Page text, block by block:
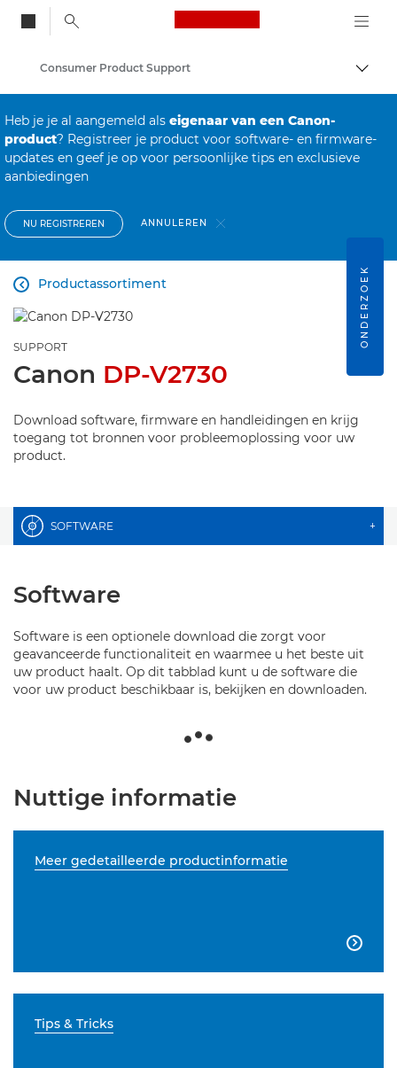
Canon Logo, back
Consumer Product Support
Heb je je al aangemeld als eigenaar van een Canon-
product? Registreer je product voor software- en firmware-
updates en geef je op voor persoonlijke tips en exclusieve
aanbiedingen
NU REGISTREREN ANNULEREN
Productassortiment

SUPPORT
Canon DP-V2730
Download software, firmware en handleidingen en krijg
toegang tot bronnen voor probleemoplossing voor uw
product.
SOFTWARE +
Software
Software is een optionele download die zorgt voor
geavanceerde functionaliteit en waarmee u het beste uit
uw product haalt. Op dit tabblad kunt u de software die
voor uw product beschikbaar is, bekijken en downloaden.
Nuttige informatie
Meer gedetailleerde productinformatie

Tips & Tricks
ONDERZOEK